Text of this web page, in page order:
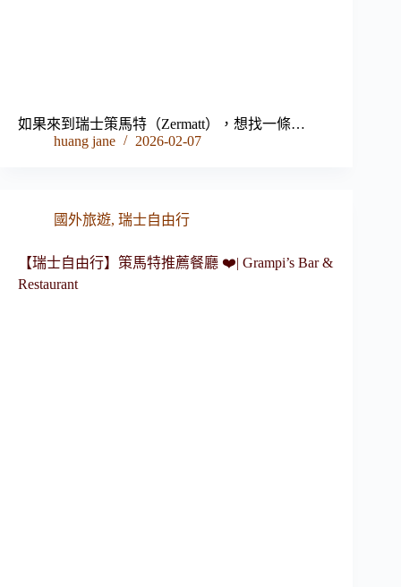
如果來到瑞士策馬特（Zermatt），想找一條…
huang jane
2026-02-07
國外旅遊, 瑞士自由行
【瑞士自由行】策馬特推薦餐廳 ❤️| Grampi’s Bar &
Restaurant